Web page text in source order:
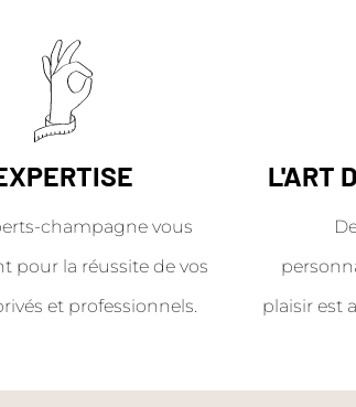
champagne vous
pour la réussite de vos
et professionnels.
L'ART
plaisir est